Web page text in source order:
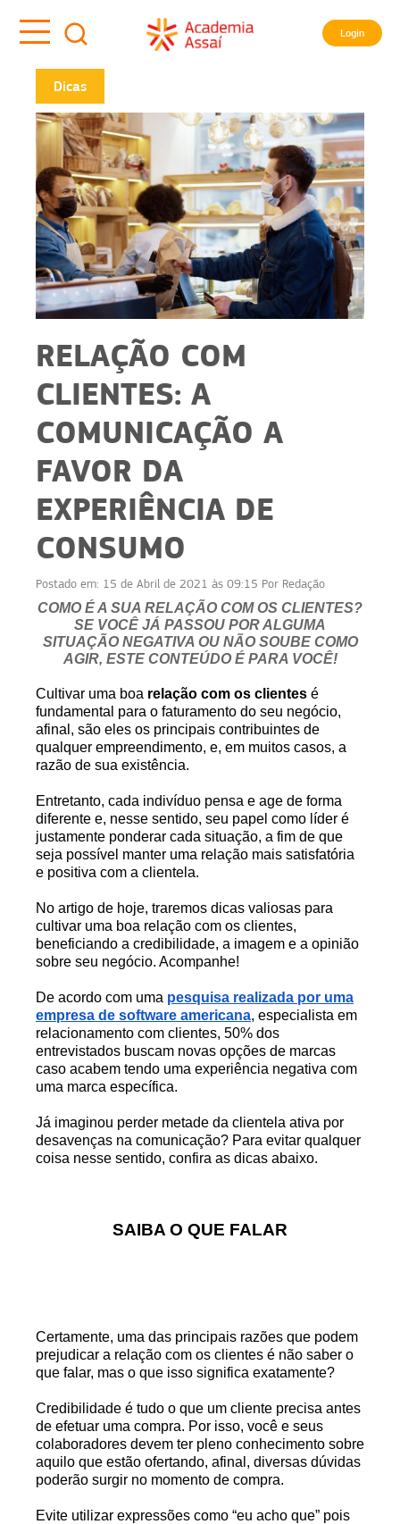
Login
Dicas
RELAÇÃO COM
CLIENTES: A
COMUNICAÇÃO A
FAVOR DA
EXPERIÊNCIA DE
CONSUMO
Postado em: 15 de Abril de 2021 às 09:15 Por Redação
COMO É A SUA RELAÇÃO COM OS CLIENTES?
SE VOCÊ JÁ PASSOU POR ALGUMA
SITUAÇÃO NEGATIVA OU NÃO SOUBE COMO
AGIR, ESTE CONTEÚDO É PARA VOCÊ!
Cultivar uma boa relação com os clientes é
fundamental para o faturamento do seu negócio,
afinal, são eles os principais contribuintes de
qualquer empreendimento, e, em muitos casos, a
razão de sua existência.
Entretanto, cada indivíduo pensa e age de forma
diferente e, nesse sentido, seu papel como líder é
justamente ponderar cada situação, a fim de que
seja possível manter uma relação mais satisfatória
e positiva com a clientela.
No artigo de hoje, traremos dicas valiosas para
cultivar uma boa relação com os clientes,
beneficiando a credibilidade, a imagem e a opinião
sobre seu negócio. Acompanhe!
De acordo com uma pesquisa realizada por uma
empresa de software americana, especialista em
relacionamento com clientes, 50% dos
entrevistados buscam novas opções de marcas
caso acabem tendo uma experiência negativa com
uma marca específica.
Já imaginou perder metade da clientela ativa por
desavenças na comunicação? Para evitar qualquer
coisa nesse sentido, confira as dicas abaixo.
SAIBA O QUE FALAR
Certamente, uma das principais razões que podem
prejudicar a relação com os clientes é não saber o
que falar, mas o que isso significa exatamente?
Credibilidade é tudo o que um cliente precisa antes
de efetuar uma compra. Por isso, você e seus
colaboradores devem ter pleno conhecimento sobre
aquilo que estão ofertando, afinal, diversas dúvidas
poderão surgir no momento de compra.
Evite utilizar expressões como “eu acho que” pois